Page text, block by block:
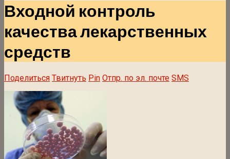
Входной контроль
качества лекарственных
средств
Поделиться Твитнуть Pin Отпр. по эл. почте SMS